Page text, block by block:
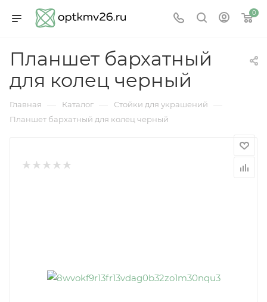
0
Планшет бархатный
для колец черный
Главная — Каталог — Стойки для украшений —
Планшет бархатный для колец черный